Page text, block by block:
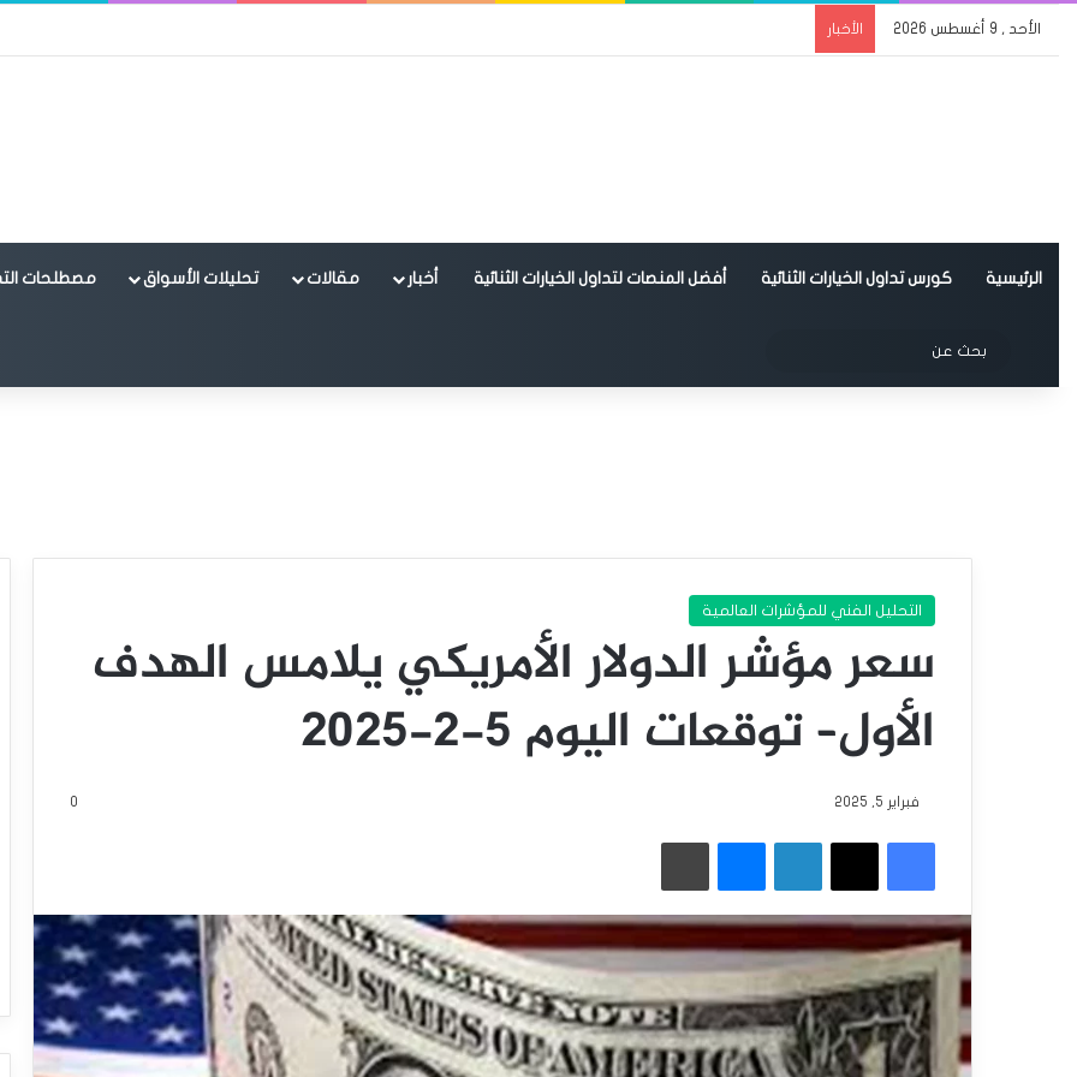
الأحد , 9 أغسطس 2026 الأخبار
الرئيسية كورس تداول الخيارات الثنائية أفضل المنصات لتداول الخيارات الثنائية أخبار مقالات تحليلات الأسواق مصطلحات
الوضع المظلم
عن
التحليل الفني للمؤشرات العالمية
سعر مؤشر الدولار الأمريكي يلامس الهدف
الأول– توقعات اليوم 5-2-2025
فبراير 5, 2025 0
فيسبوك
‫X لينكدإن ماسنجر طباعة